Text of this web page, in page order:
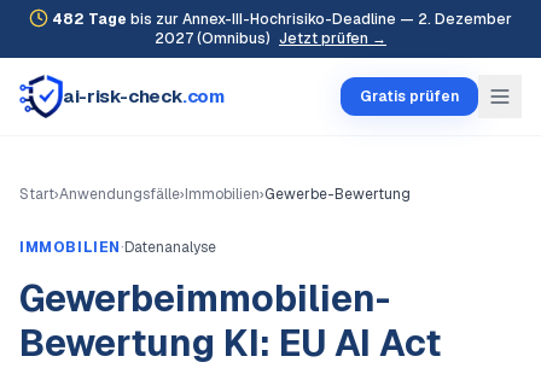
482 Tage bis zur Annex-III-Hochrisiko-Deadline — 2. Dezember
2027 (Omnibus) Jetzt prüfen →
ai-risk-check.com Gratis prüfen
Start›Anwendungsfälle›Immobilien›Gewerbe-Bewertung
IMMOBILIEN·Datenanalyse
Gewerbeimmobilien-
Bewertung KI: EU AI Act